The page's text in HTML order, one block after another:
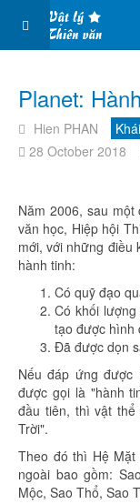
Planet:
Hien PHAN
28 October 2018
Năm 2006, sau
văn học, Hiệp hội
mới, với những điều
hành tinh:
Có quỹ đạo
Có khối
tạo được hình
Đã được dọn
Nếu đáp ứng
được gọi là "hành
đầu tiên, thì vật
Trời".
Theo đó thì Hệ
ngoài bao gồm:
Mộc, Sao Thổ, Sao